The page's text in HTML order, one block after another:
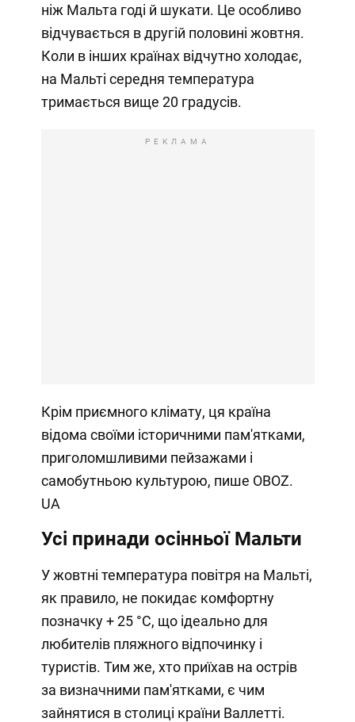
ніж Мальта годі й шукати. Це особливо
відчувається в другій половині жовтня.
Коли в інших країнах відчутно холодає,
на Мальті середня температура
тримається вище 20 градусів.
РЕКЛАМА
Крім приємного клімату, ця країна
відома своїми історичними пам'ятками,
приголомшливими пейзажами і
самобутньою культурою, пише OBOZ.
UA
Усі принади осінньої Мальти
У жовтні температура повітря на Мальті,
як правило, не покидає комфортну
позначку + 25 °C, що ідеально для
любителів пляжного відпочинку і
туристів. Тим же, хто приїхав на острів
за визначними пам'ятками, є чим
зайнятися в столиці країни Валлетті.